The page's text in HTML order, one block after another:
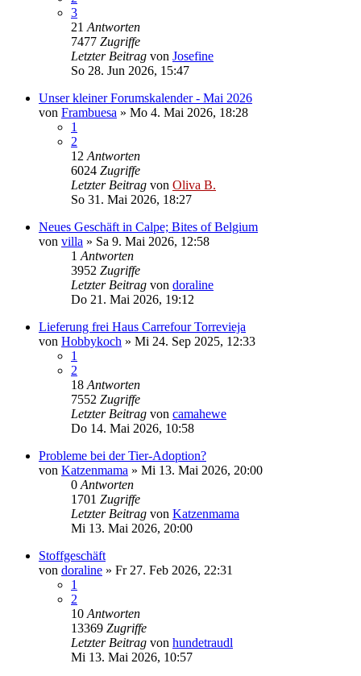
3
21 Antworten
7477 Zugriffe
Letzter Beitrag von Josefine
So 28. Jun 2026, 15:47
Unser kleiner Forumskalender - Mai 2026
von Frambuesa » Mo 4. Mai 2026, 18:28
1
2
12 Antworten
6024 Zugriffe
Letzter Beitrag von Oliva B.
So 31. Mai 2026, 18:27
Neues Geschäft in Calpe; Bites of Belgium
von villa » Sa 9. Mai 2026, 12:58
1 Antworten
3952 Zugriffe
Letzter Beitrag von doraline
Do 21. Mai 2026, 19:12
Lieferung frei Haus Carrefour Torrevieja
von Hobbykoch » Mi 24. Sep 2025, 12:33
1
2
18 Antworten
7552 Zugriffe
Letzter Beitrag von camahewe
Do 14. Mai 2026, 10:58
Probleme bei der Tier-Adoption?
von Katzenmama » Mi 13. Mai 2026, 20:00
0 Antworten
1701 Zugriffe
Letzter Beitrag von Katzenmama
Mi 13. Mai 2026, 20:00
Stoffgeschäft
von doraline » Fr 27. Feb 2026, 22:31
1
2
10 Antworten
13369 Zugriffe
Letzter Beitrag von hundetraudl
Mi 13. Mai 2026, 10:57